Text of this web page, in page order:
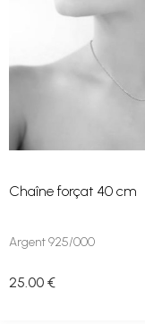
Chaîne forçat 40 cm
Argent 925/000
25 .00 €